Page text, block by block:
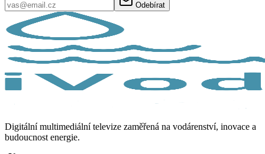
Odebírat
Digitální multimediální televize zaměřená na vodárenství, inovace a
budoucnost energie.